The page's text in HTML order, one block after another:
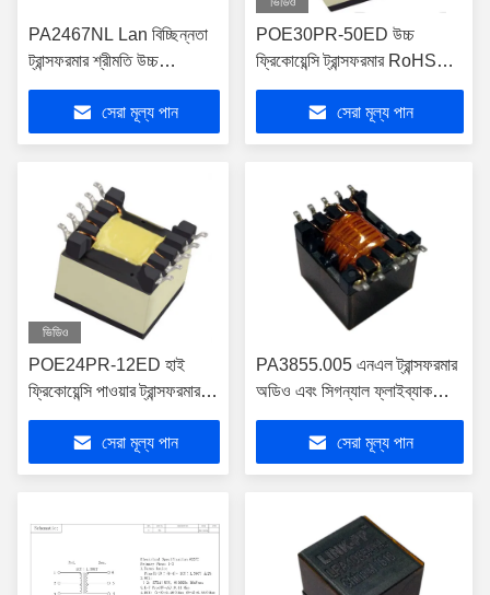
PA2467NL Lan বিচ্ছিন্নতা
ট্রান্সফরমার শ্রীমতি উচ্চ
ফ্রিকোয়েন্সি 13.64 এক্স 17.65
মিমি মাত্রা
সেরা মূল্য পান
POE30PR-50ED উচ্চ
ফ্রিকোয়েন্সি ট্রান্সফরমার RoHS
অনুগত
সেরা মূল্য পান
ভিডিও
POE24PR-12ED হাই
ফ্রিকোয়েন্সি পাওয়ার ট্রান্সফরমার
হ্যালোজেন ফ্রি
সেরা মূল্য পান
PA3855.005 এনএল ট্রান্সফরমার
অডিও এবং সিগন্যাল ফ্লাইব্যাক
PoE LPA4066ANL
সেরা মূল্য পান